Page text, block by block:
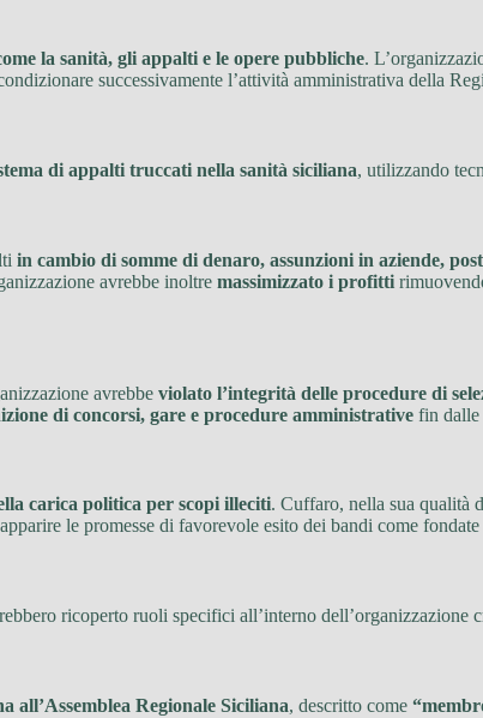
la sanità, gli appalti e le opere pubbliche.
successivamente l’attività amministrativa della
di appalti truccati nella sanità siciliana, utilizzando
in cambio di somme di denaro, assunzioni in aziende,
avrebbe inoltre massimizzato i profitti
avrebbe violato l’integrità delle procedure di
di concorsi, gare e procedure amministrative fin dalle
carica politica per scopi illeciti. Cuffaro, nella sua qualità
le promesse di favorevole esito dei bandi come
ricoperto ruoli specifici all’interno dell’organizzazione
all’Assemblea Regionale Siciliana, descritto come